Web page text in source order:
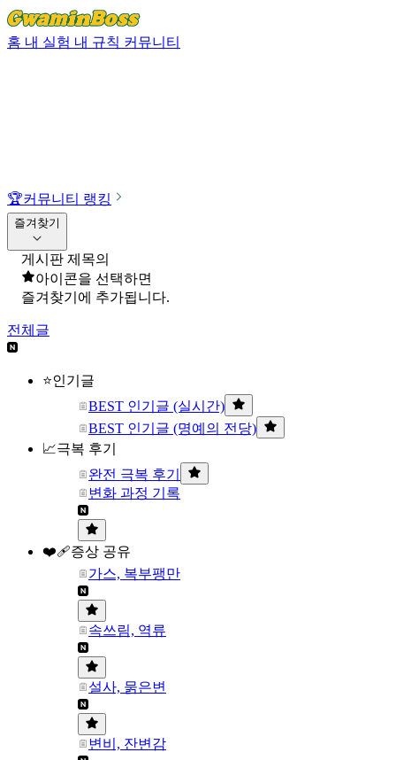
홈 내 실험 내 규칙 커뮤니티
🏆커뮤니티 랭킹
즐겨찾기
게시판 제목의
아이콘을 선택하면
즐겨찾기에 추가됩니다.
전체글
⭐인기글
BEST 인기글 (실시간)
BEST 인기글 (명예의 전당)
📈극복 후기
완전 극복 후기
변화 과정 기록
❤️‍🩹증상 공유
가스, 복부팽만
속쓰림, 역류
설사, 묽은변
변비, 잔변감